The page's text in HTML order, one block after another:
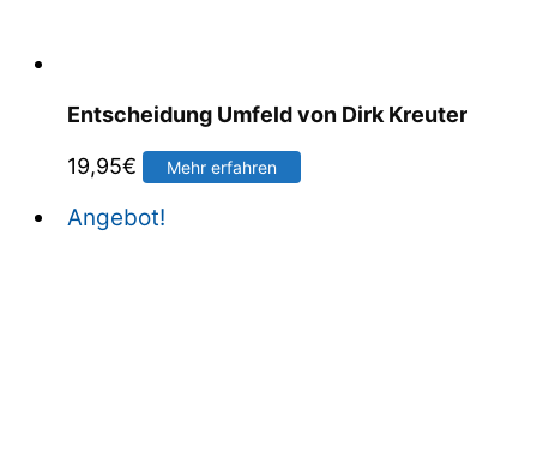
Entscheidung Umfeld von Dirk Kreuter
19,95€ Mehr erfahren
Angebot!